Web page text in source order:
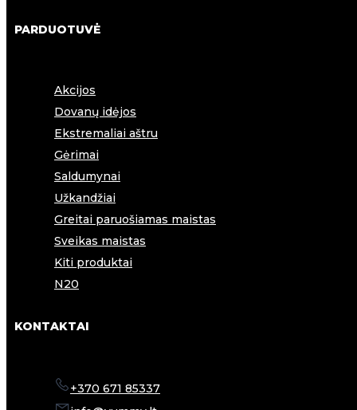
PARDUOTUVĖ
Akcijos
Dovanų idėjos
Ekstremaliai aštru
Gėrimai
Saldumynai
Užkandžiai
Greitai paruošiamas maistas
Sveikas maistas
Kiti produktai
N20
KONTAKTAI
+370 671 85337